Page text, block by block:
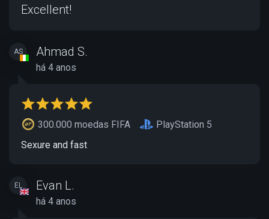
Excellent!
AS Ahmad S.
há 4 anos
300.000 moedas FIFA
PlayStation 5
Sexure and fast
EL Evan L.
há 4 anos